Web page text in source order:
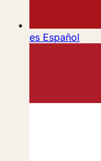
es Español